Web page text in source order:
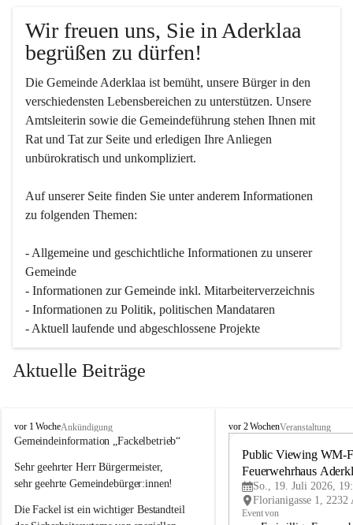
Wir freuen uns, Sie in Aderklaa
begrüßen zu dürfen!
Die Gemeinde Aderklaa ist bemüht, unsere Bürger in den
verschiedensten Lebensbereichen zu unterstützen. Unsere
Amtsleiterin sowie die Gemeindeführung stehen Ihnen mit
Rat und Tat zur Seite und erledigen Ihre Anliegen
unbürokratisch und unkompliziert.
Auf unserer Seite finden Sie un­ter an­de­rem Informationen
zu folgenden Themen:
- Allgemeine und geschichtliche Informationen zu unserer
Gemeinde
- Informationen zur Gemeinde inkl. Mitarbeiterverzeichnis
- Informationen zu Politik, politischen Mandataren
- Aktuell laufende und abgeschlossene Projekte
Aktuelle Beiträge
A
d
r
k
a
vor 1 WocheAnkündigung
Gemeindeinformation „Fackelbetrieb“
Sehr geehrter Herr Bürgermeister,
sehr geehrte Gemeindebürger:innen!
Die Fackel ist ein wichtiger Bestandteil
A
vor 2 WochenVeranstaltung
Public Viewing WM-
Feuerwehrhaus
So., 19. Juli 2026,
Event von